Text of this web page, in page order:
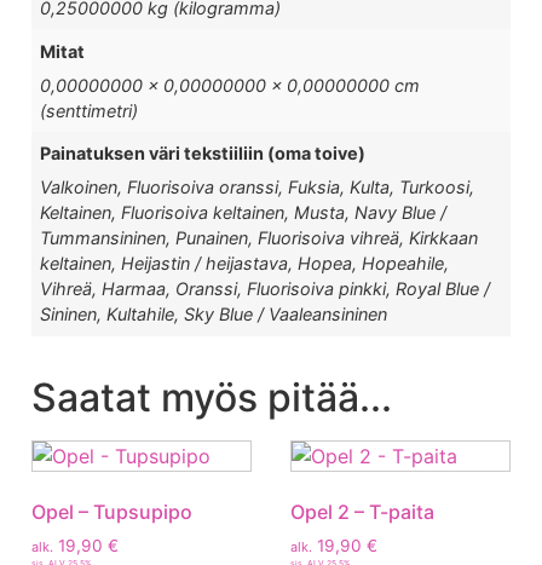
0,25000000 kg (kilogramma)
Mitat
0,00000000 × 0,00000000 × 0,00000000 cm
(senttimetri)
Painatuksen väri tekstiiliin (oma toive)
Valkoinen, Fluorisoiva oranssi, Fuksia, Kulta, Turkoosi,
Keltainen, Fluorisoiva keltainen, Musta, Navy Blue /
Tummansininen, Punainen, Fluorisoiva vihreä, Kirkkaan
keltainen, Heijastin / heijastava, Hopea, Hopeahile,
Vihreä, Harmaa, Oranssi, Fluorisoiva pinkki, Royal Blue /
Sininen, Kultahile, Sky Blue / Vaaleansininen
Saatat myös pitää...
Opel – Tupsupipo
alk. 19,90 €
Opel 2 – T-paita
alk. 19,90 €